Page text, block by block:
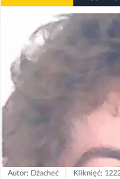
Autor: Dżacheć Kliknięć: